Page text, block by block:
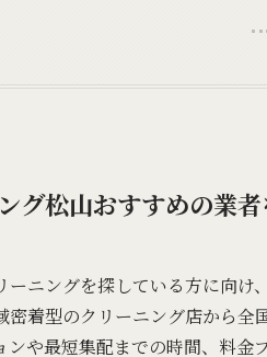
グ松山おすすめの業
ーニングを探している方に向
密着型のクリーニング店から
ンや最短集配までの時間、料金